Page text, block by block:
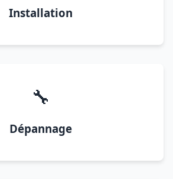
Installation
🔧
Dépannage